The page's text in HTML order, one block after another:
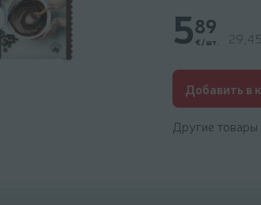
589
€/шт.
Добавить в
Другие товары